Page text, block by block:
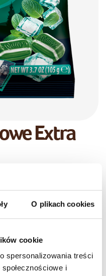
O plikach cookies
cookie
spersonalizowania treści
i
Extra
mooocno miętowe smaki.
w ustach przyjemny,